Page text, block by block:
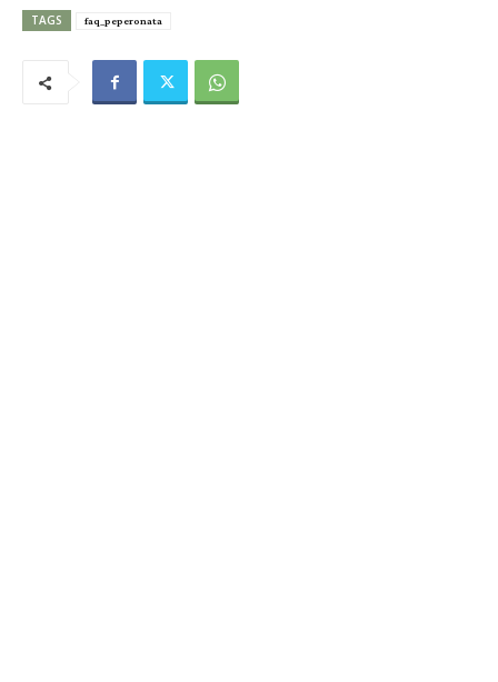
TAGS faq_peperonata